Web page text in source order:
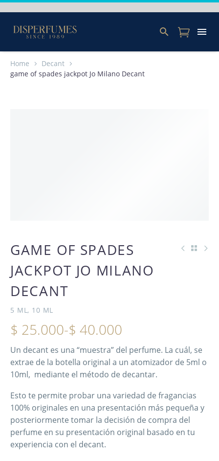
Home
Decant
game of spades jackpot Jo Milano Decant
GAME OF SPADES
JACKPOT JO MILANO
DECANT
5 ML, 10 ML
$ 25.000-$ 40.000
Un decant es una “muestra” del perfume. La cuál, se
extrae de la botella original a un atomizador de 5ml o
10ml, mediante el método de decantar.
Esto te permite probar una variedad de fragancias
100% originales en una presentación más pequeña y
posteriormente tomar la decisión de compra del
perfume en su presentación original basado en tu
experiencia con el decant.